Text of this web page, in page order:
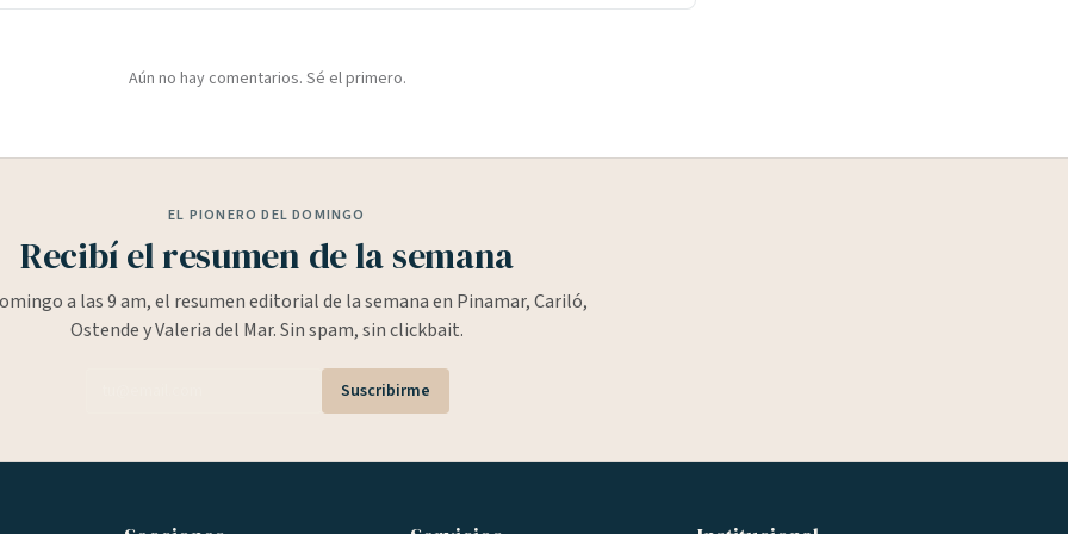
Aún no hay comentarios. Sé el primero.
EL PIONERO DEL DOMINGO
Recibí el resumen de la semana
a las 9 am, el resumen editorial de la semana en Pinamar, Cariló,
Ostende y Valeria del Mar. Sin spam, sin clickbait.
Suscribirme